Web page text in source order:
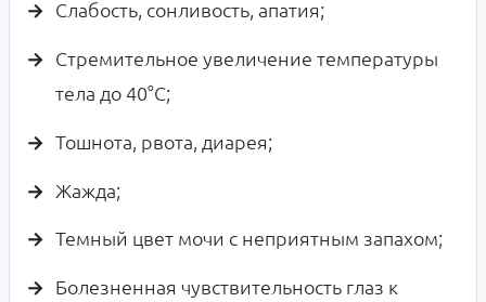
Слабость, сонливость, апатия;
Стремительное увеличение температуры
тела до 40°C;
Тошнота, рвота, диарея;
Жажда;
Темный цвет мочи с неприятным запахом;
Болезненная чувствительность глаз к